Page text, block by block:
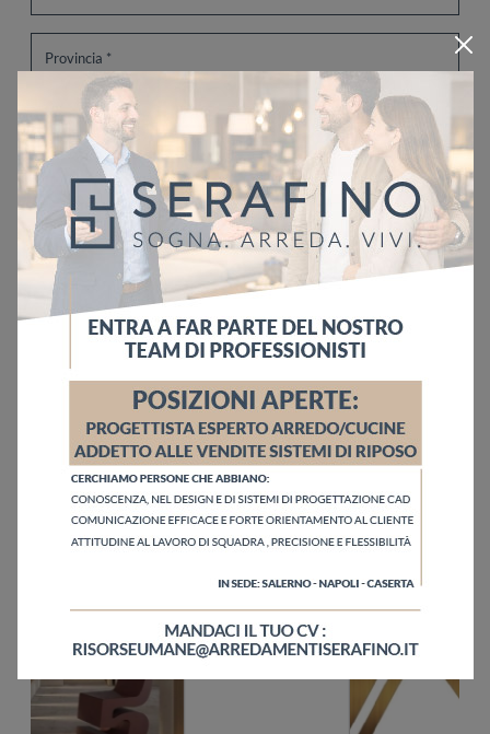
Sfoglia i cataloghi
Ho letto l'informativa sulla
Invia